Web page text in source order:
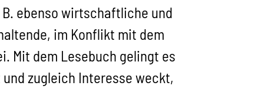
ebenso wirtschaftliche und
im Konflikt mit dem
Mit dem Lesebuch gelingt es
zugleich Interesse weckt,